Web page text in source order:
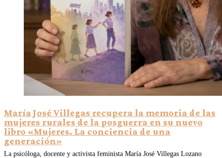
María José Villegas recupera la memoria de las
mujeres rurales de la posguerra en su nuevo
libro «Mujeres. La conciencia de una
generación»
La psicóloga, docente y activista feminista María José Villegas Lozano